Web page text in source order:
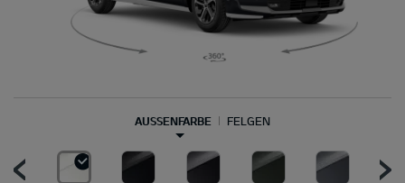
AUSSENFARBE FELGEN